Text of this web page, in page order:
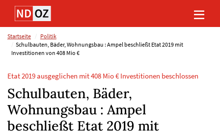
Direkt
Inhalt
(Eingabetaste)
Direkt
Hauptmenu
(Eingabetaste)
Direkt
Suche
(Eingabetaste)
Direkt
Footer
(Eingabetaste)
Startseite
Politik
Schulbauten, Bäder, Wohnungsbau : Ampel beschließt Etat 2019 mit
Investitionen von 408 Mio €
Etat 2019 ausgeglichen mit 408 Mio € Investitionen beschlossen
Schulbauten, Bäder,
Wohnungsbau : Ampel
beschließt Etat 2019 mit